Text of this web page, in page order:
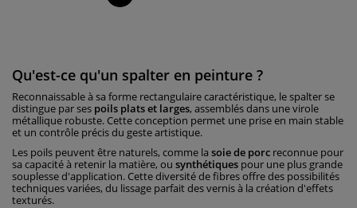
Qu'est-ce qu'un spalter en peinture ?
Reconnaissable à sa forme rectangulaire caractéristique, le spalter se
distingue par ses poils plats et larges, assemblés dans une virole
métallique robuste. Cette conception permet une prise en main stable
et un contrôle précis du geste artistique.
Les poils peuvent être naturels, comme la soie de porc reconnue pour
sa capacité à retenir la matière, ou synthétiques pour une plus grande
souplesse d'application. Cette diversité de fibres offre des possibilités
techniques variées, du lissage parfait des vernis à la création d'effets
texturés.